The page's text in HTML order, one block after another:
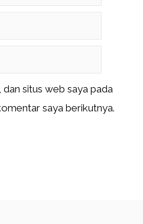
dan situs web saya pada
saya berikutnya.